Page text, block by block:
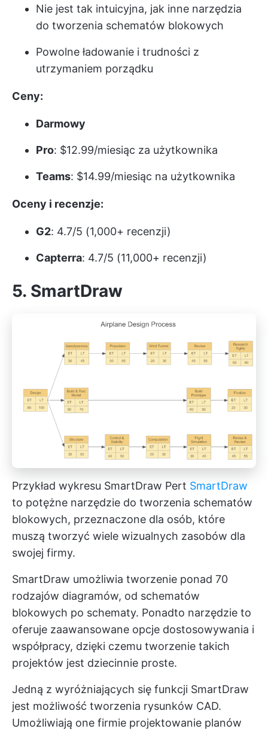
Nie jest tak intuicyjna, jak inne narzędzia
do tworzenia schematów blokowych
Powolne ładowanie i trudności z
utrzymaniem porządku
Ceny:
Darmowy
Pro: $12.99/miesiąc za użytkownika
Teams: $14.99/miesiąc na użytkownika
Oceny i recenzje:
G2: 4.7/5 (1,000+ recenzji)
Capterra: 4.7/5 (11,000+ recenzji)
5. SmartDraw
Przykład wykresu SmartDraw Pert SmartDraw
to potężne narzędzie do tworzenia schematów
blokowych, przeznaczone dla osób, które
muszą tworzyć wiele wizualnych zasobów dla
swojej firmy.
SmartDraw umożliwia tworzenie ponad 70
rodzajów diagramów, od schematów
blokowych po schematy. Ponadto narzędzie to
oferuje zaawansowane opcje dostosowywania i
współpracy, dzięki czemu tworzenie takich
projektów jest dziecinnie proste.
Jedną z wyróżniających się funkcji SmartDraw
jest możliwość tworzenia rysunków CAD.
Umożliwiają one firmie projektowanie planów